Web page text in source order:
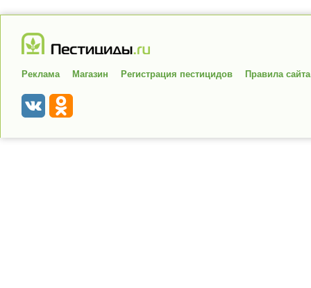
Реклама Магазин Регистрация пестицидов Правила сайта